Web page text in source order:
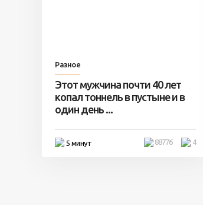
Разное
Этот мужчина почти 40 лет
копал тоннель в пустыне и в
один день ...
5 минут 4
88776